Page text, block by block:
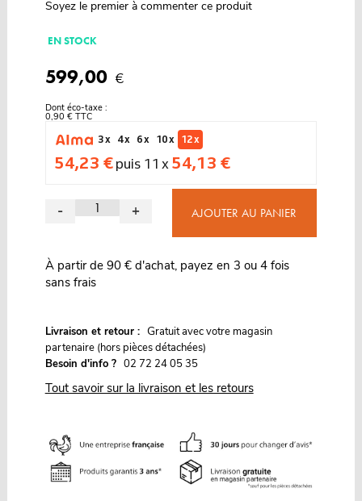
Soyez le premier à commenter ce produit
EN STOCK
599,00 €
Dont éco-taxe :
0,90 € TTC
3 x
4 x 6 x 10 x 12 x
54,23 €puis 11 x 54,13 €
- + AJOUTER AU PANIER
À partir de 90 € d'achat, payez en 3 ou 4 fois
sans frais
Livraison et retour : Gratuit avec votre magasin
partenaire (hors pièces détachées)
Besoin d'info ? 02 72 24 05 35
Tout savoir sur la livraison et les retours